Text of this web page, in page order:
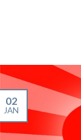
02
JAN